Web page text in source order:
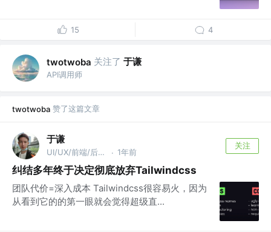
15 4
twotwoba 关注了 于谦
API调用师
twotwoba 赞了这篇文章
于谦
UI/UX/前端/后端/架构/相声 · 1年前
关注
纠结多年终于决定彻底放弃Tailwindcss
团队代价=深入成本 Tailwindcss很容易火，因为
从看到它的的第一眼就会觉得超级直...